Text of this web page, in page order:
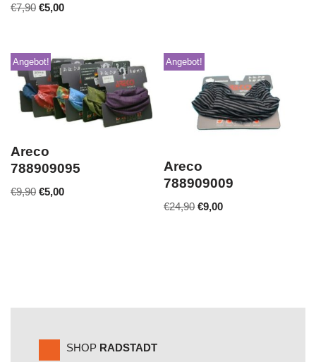
€7,90 €5,00
Angebot!
Areco
788909095
€9,90 €5,00
Angebot!
Areco
788909009
€24,90 €9,00
SHOP RADSTADT